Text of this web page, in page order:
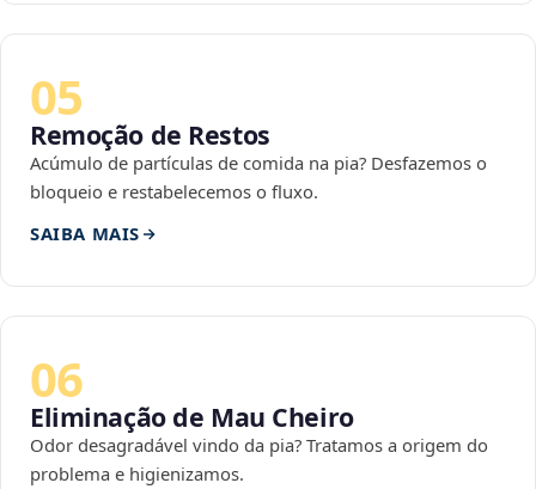
05
Remoção de Restos
Acúmulo de partículas de comida na pia? Desfazemos o
bloqueio e restabelecemos o fluxo.
SAIBA MAIS
06
Eliminação de Mau Cheiro
Odor desagradável vindo da pia? Tratamos a origem do
problema e higienizamos.